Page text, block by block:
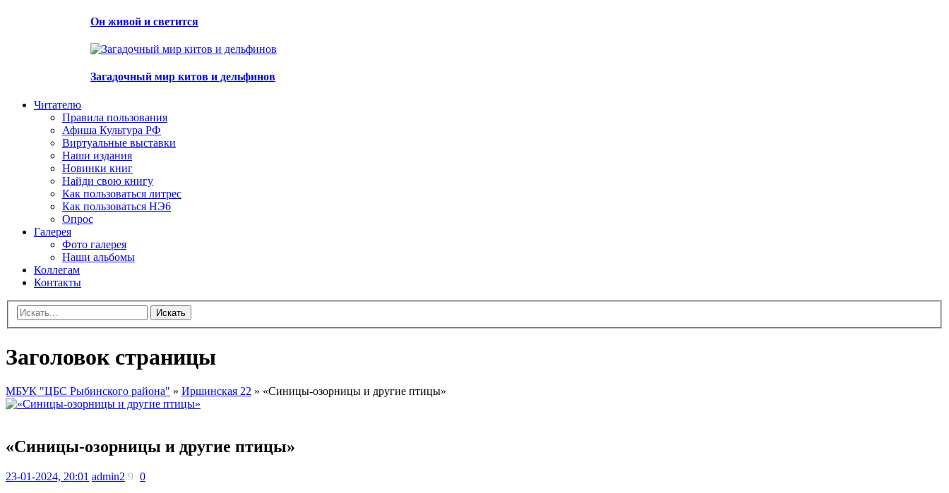
Он живой и светится
Загадочный мир китов и дельфинов
Читателю
Правила пользования
Афиша Культура РФ
Виртуальные выставки
Наши издания
Новинки книг
Найди свою книгу
Как пользоваться литрес
Как пользоваться НЭ6
Опрос
Галерея
Фото галерея
Наши альбомы
Коллегам
Контакты
Искать
Заголовок страницы
МБУК "ЦБС Рыбинского района" » Иршинская 22 » «Синицы-озорницы и другие птицы»
«Синицы-озорницы и другие птицы»
23-01-2024, 20:01 admin2 9 0